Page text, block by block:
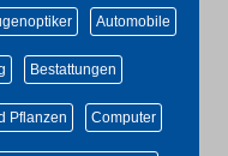
Automobile
Bestattungen
Pflanzen Computer